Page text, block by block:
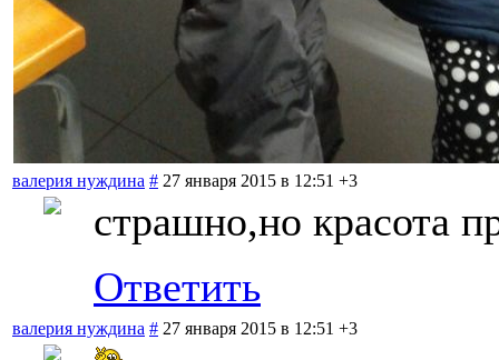
валерия нуждина # 27 января 2015 в 12:51 +3
страшно,но красота
Ответить
валерия нуждина # 27 января 2015 в 12:51 +3